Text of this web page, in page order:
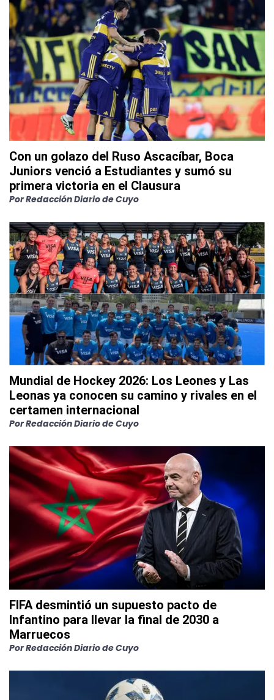
Con un golazo del Ruso Ascacíbar, Boca
Juniors venció a Estudiantes y sumó su
primera victoria en el Clausura
PorRedacción Diario de Cuyo
Mundial de Hockey 2026: Los Leones y Las
Leonas ya conocen su camino y rivales en el
certamen internacional
PorRedacción Diario de Cuyo
FIFA desmintió un supuesto pacto de
Infantino para llevar la final de 2030 a
Marruecos
PorRedacción Diario de Cuyo